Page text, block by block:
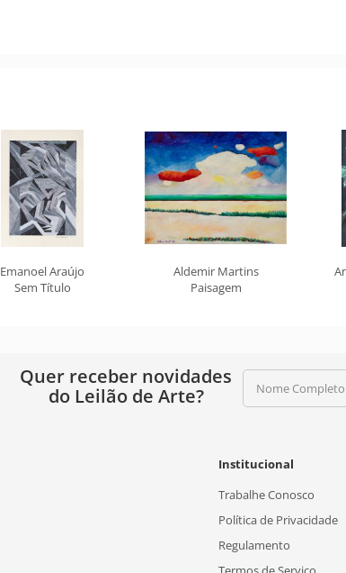
Emanoel Araújo
Sem Título
Aldemir Martins
Paisagem
Quer receber novidades
do Leilão de Arte?
Nome Completo
Institucional
Trabalhe Conosco
Política de Privacidade
Regulamento